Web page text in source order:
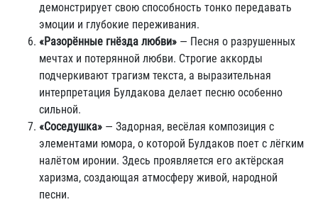
демонстрирует свою способность тонко передавать
эмоции и глубокие переживания.
«Разорённые гнёзда любви» — Песня о разрушенных
мечтах и потерянной любви. Строгие аккорды
подчеркивают трагизм текста, а выразительная
интерпретация Булдакова делает песню особенно
сильной.
«Соседушка» — Задорная, весёлая композиция с
элементами юмора, о которой Булдаков поет с лёгким
налётом иронии. Здесь проявляется его актёрская
харизма, создающая атмосферу живой, народной
песни.